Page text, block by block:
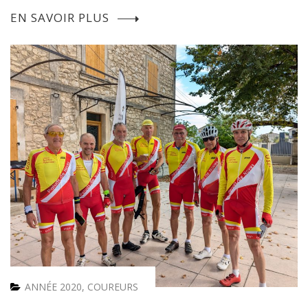
EN SAVOIR PLUS
ANNÉE 2020, COUREURS